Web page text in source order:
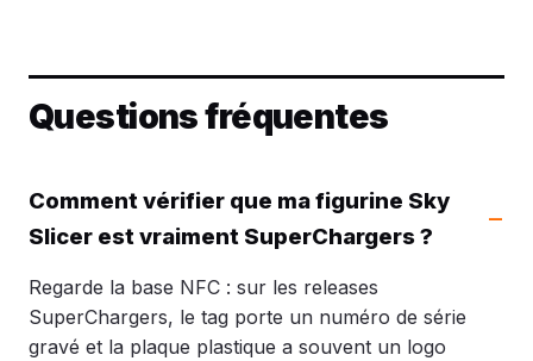
Questions fréquentes
Comment vérifier que ma figurine Sky
Slicer est vraiment SuperChargers ?
Regarde la base NFC : sur les releases
SuperChargers, le tag porte un numéro de série
gravé et la plaque plastique a souvent un logo